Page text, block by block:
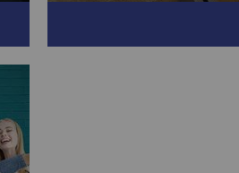
modernisation du Centre de